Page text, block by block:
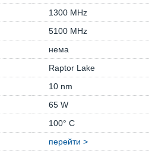
1300 MHz
5100 MHz
нема
Raptor Lake
10 nm
65 W
100° C
перейти >